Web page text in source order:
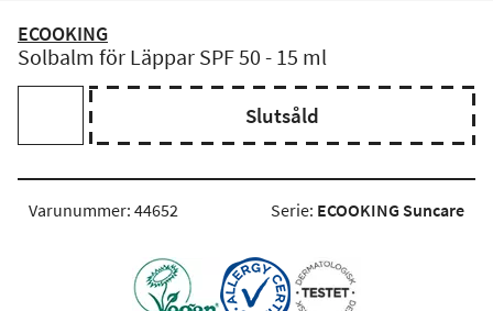
ECOOKING
Solbalm för Läppar SPF 50 - 15 ml
Slutsåld
Varunummer: 44652 Serie: ECOOKING Suncare